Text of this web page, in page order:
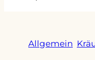
Allgemein